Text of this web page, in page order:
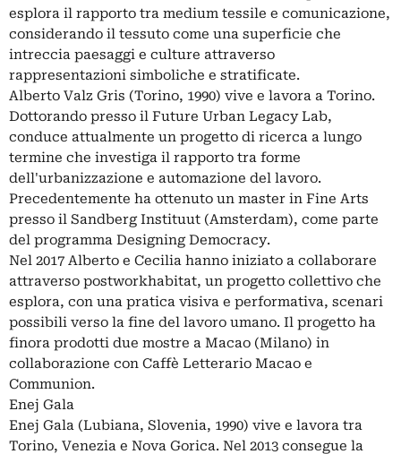
esplora il rapporto tra medium tessile e comunicazione,
considerando il tessuto come una superficie che
intreccia paesaggi e culture attraverso
rappresentazioni simboliche e stratificate.
Alberto Valz Gris (Torino, 1990) vive e lavora a Torino.
Dottorando presso il Future Urban Legacy Lab,
conduce attualmente un progetto di ricerca a lungo
termine che investiga il rapporto tra forme
dell'urbanizzazione e automazione del lavoro.
Precedentemente ha ottenuto un master in Fine Arts
presso il Sandberg Instituut (Amsterdam), come parte
del programma Designing Democracy.
Nel 2017 Alberto e Cecilia hanno iniziato a collaborare
attraverso postworkhabitat, un progetto collettivo che
esplora, con una pratica visiva e performativa, scenari
possibili verso la fine del lavoro umano. Il progetto ha
finora prodotti due mostre a Macao (Milano) in
collaborazione con Caffè Letterario Macao e
Communion.
Enej Gala
Enej Gala (Lubiana, Slovenia, 1990) vive e lavora tra
Torino, Venezia e Nova Gorica. Nel 2013 consegue la